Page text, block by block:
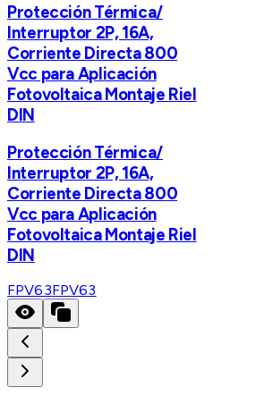
Protección Térmica/
Interruptor 2P, 16A,
Corriente Directa 800
Vcc para Aplicación
Fotovoltaica Montaje Riel
DIN
Protección Térmica/
Interruptor 2P, 16A,
Corriente Directa 800
Vcc para Aplicación
Fotovoltaica Montaje Riel
DIN
FPV63FPV63